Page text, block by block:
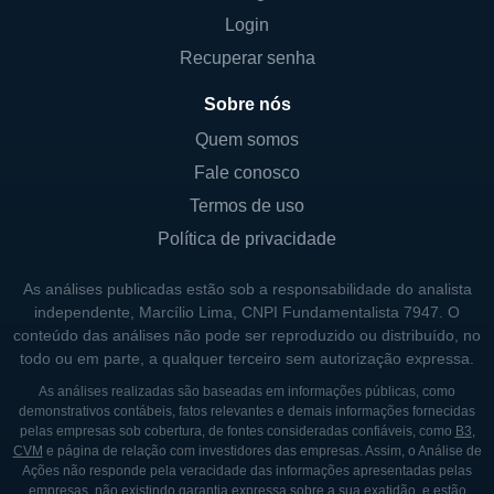
Apollo tem escritórios em importantes
centros financeiros, garantindo assim um
oportunidades de investimento. A empresa,
através de suas diversas plataformas,
acumula um capital significativo que pode
ser direcionado para investimentos a serem
LINHAS DE NEGÓCIOS DA APOLLO
A Apollo possui várias linhas de negócios
que a ajudam a diversificar suas fontes de
receita e potencializar seus resultados. Isso
inclui a gestão de fundos de private equity,
onde a empresa investe em ações de
controle de empresa, bem como a gestão de
Login
Recuperar senha
Sobre nós
Quem somos
Fale conosco
Termos de uso
Política de privacidade
As análises publicadas estão sob a responsabilidade do analista
independente, Marcílio Lima, CNPI Fundamentalista 7947. O
conteúdo das análises não pode ser reproduzido ou distribuído, no
todo ou em parte, a qualquer terceiro sem autorização expressa.
As análises realizadas são baseadas em informações públicas, como
demonstrativos contábeis, fatos relevantes e demais informações fornecidas
pelas empresas sob cobertura, de fontes consideradas confiáveis, como B3,
CVM e página de relação com investidores das empresas. Assim, o Análise de
Ações não responde pela veracidade das informações apresentadas pelas
empresas, não existindo garantia expressa sobre a sua exatidão, e estão